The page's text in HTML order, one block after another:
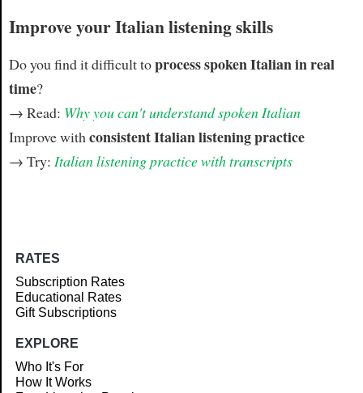
Improve your Italian listening skills
Do you find it difficult toprocess spoken Italian in real
time?
→ Read: Why you can't understand spoken Italian
Improve with consistent Italian listening practice
→ Try: Italian listening practice with transcripts
RATES
Subscription Rates
Educational Rates
Gift Subscriptions
EXPLORE
Who It's For
How It Works